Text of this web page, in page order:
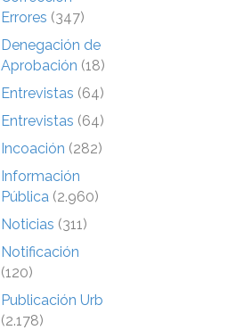
Errores (347)
Denegación de
Aprobación (18)
Entrevistas (64)
Entrevistas (64)
Incoación (282)
Información
Pública (2.960)
Noticias (311)
Notificación
(120)
Publicación Urb
(2.178)